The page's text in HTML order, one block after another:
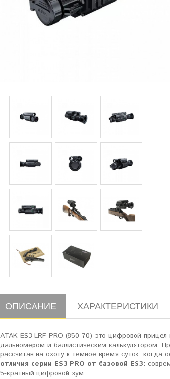
ОПИСАНИЕ ХАРАКТЕРИСТИКИ
ATAK ES3-LRF PRO (850-70) это цифровой
дальномером и баллистическим калькулятором.
рассчитан на охоту в темное время суток, когда
отличия серии ES3 PRO от базовой ES3:
5-кратный цифровой зум.